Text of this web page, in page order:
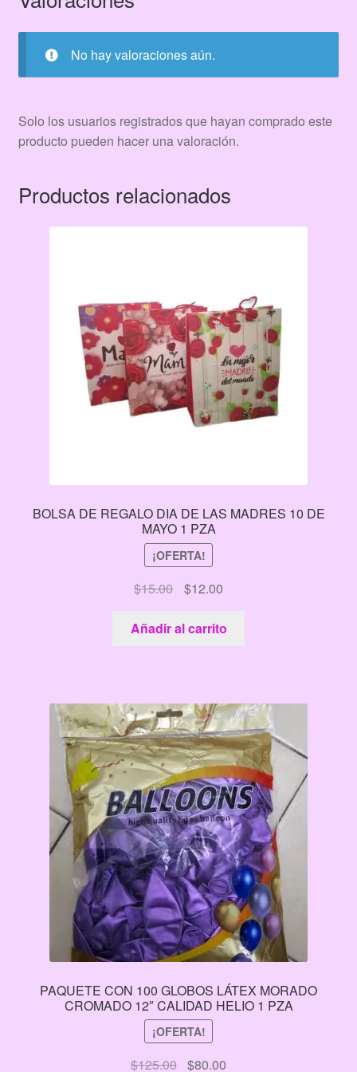
No hay valoraciones aún.
Solo los usuarios registrados que hayan comprado este
producto pueden hacer una valoración.
Productos relacionados
BOLSA DE REGALO DIA DE LAS MADRES 10 DE
MAYO 1 PZA
¡OFERTA!
$15.00
El
precio
original
era:
$12.00El
precio
actual
es:
Añadir al carrito
PAQUETE CON 100 GLOBOS LÁTEX MORADO
CROMADO 12″ CALIDAD HELIO 1 PZA
¡OFERTA!
$125.00 El$80.00